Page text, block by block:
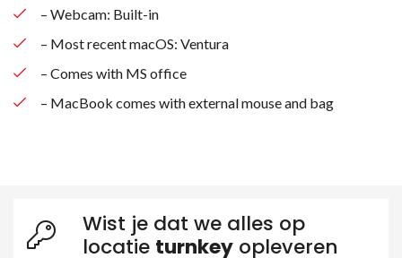
– Webcam: Built-in
– Most recent macOS: Ventura
– Comes with MS office
– MacBook comes with external mouse and bag
Wist je dat we alles op
locatie turnkey opleveren